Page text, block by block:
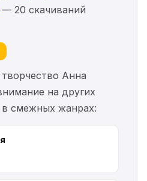
— 20 скачиваний
Анна
на других
смежных жанрах: